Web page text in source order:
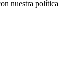
nuestra política